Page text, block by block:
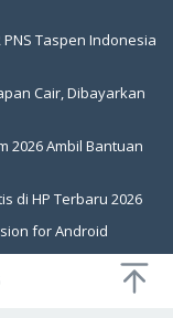
PNS Taspen Indonesia
Cair, Dibayarkan
2026 Ambil Bantuan
di HP Terbaru 2026
for Android